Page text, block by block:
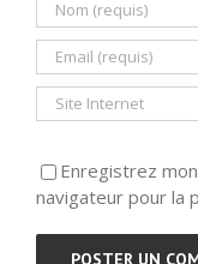
Enregistrez
navigateur pour la